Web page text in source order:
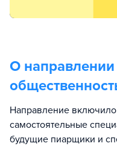
О направлении
Направление
самостоятельные
будущие пиарщики и